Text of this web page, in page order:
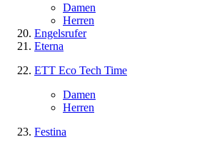
Damen
Herren
Engelsrufer
Eterna
ETT Eco Tech Time
Damen
Herren
Festina